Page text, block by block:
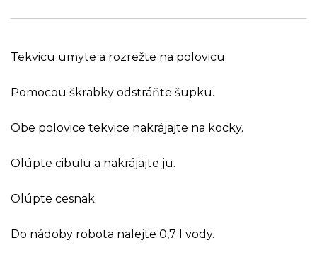
Tekvicu umyte a rozrežte na polovicu.
Pomocou škrabky odstráňte šupku.
Obe polovice tekvice nakrájajte na kocky.
Olúpte cibuľu a nakrájajte ju.
Olúpte cesnak.
Do nádoby robota nalejte 0,7 l vody.